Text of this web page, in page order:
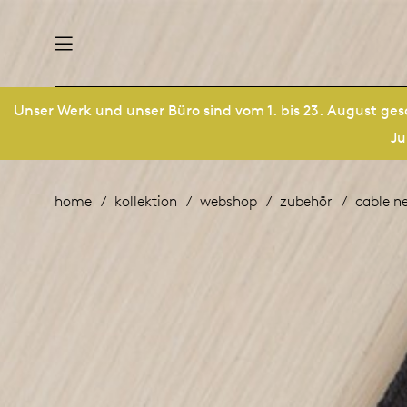
Unser Werk und unser Büro sind vom 1. bis 23. August
home kollektion webshop zubehör cable